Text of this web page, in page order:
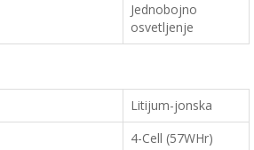
Jednobojno
osvetljenje
Litijum-jonska
4-Cell (57WHr)